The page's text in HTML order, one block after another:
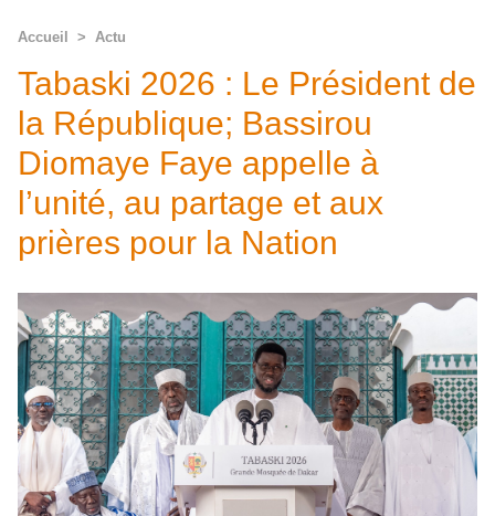
Accueil > Actu
Tabaski 2026 : Le Président de
la République; Bassirou
Diomaye Faye appelle à
l’unité, au partage et aux
prières pour la Nation